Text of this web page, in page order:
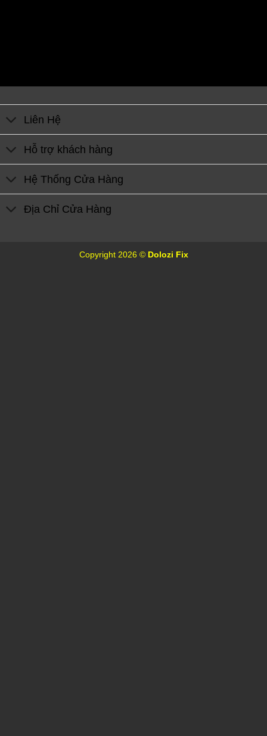
Liên Hệ
Hỗ trợ khách hàng
Hệ Thống Cửa Hàng
Địa Chỉ Cửa Hàng
Copyright 2026 © Dolozi Fix